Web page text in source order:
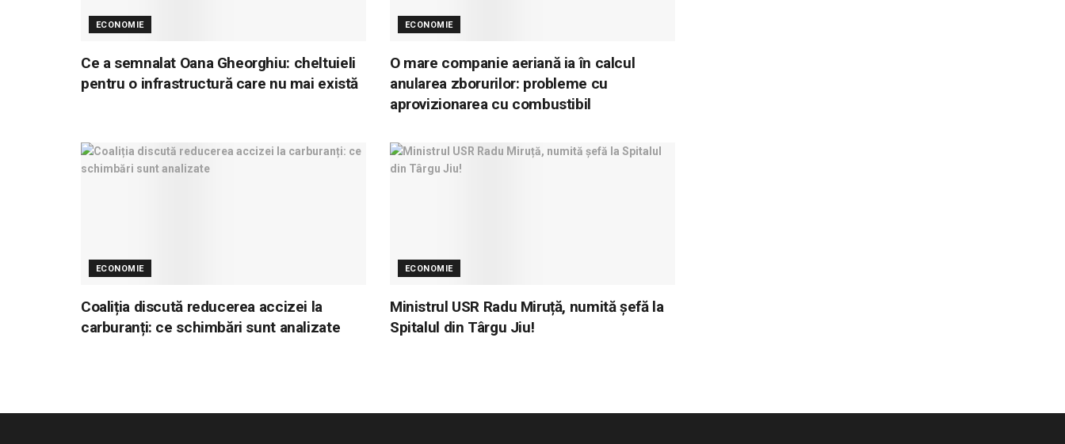
ECONOMIE
Ce a semnalat Oana Gheorghiu: cheltuieli
pentru o infrastructură care nu mai există
ECONOMIE
O mare companie aeriană ia în calcul
anularea zborurilor: probleme cu
aprovizionarea cu combustibil
ECONOMIE
Coaliția discută reducerea accizei la
carburanți: ce schimbări sunt analizate
ECONOMIE
Ministrul USR Radu Miruță, numită șefă la
Spitalul din Târgu Jiu!